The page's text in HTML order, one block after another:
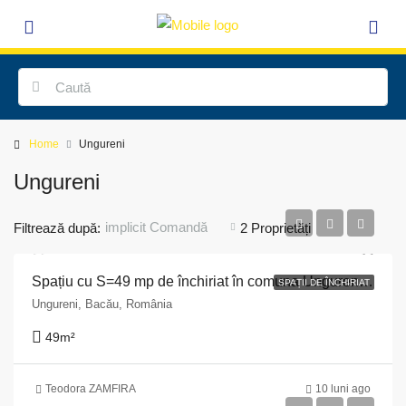
Home Ungureni
Ungureni
2 Proprietăți
Filtrează după: implicit Comandă
SPAȚII DE ÎNCHIRIAT
Spațiu cu S=49 mp de închiriat în comuna Ungureni, str. Principală, bl. 3, sc.A, parter , jud. Bacau
Ungureni, Bacău, România
49m²
Teodora ZAMFIRA 10 luni ago